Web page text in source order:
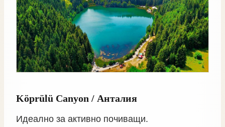
Köprülü Canyon / Анталия
Идеално за активно почиващи.